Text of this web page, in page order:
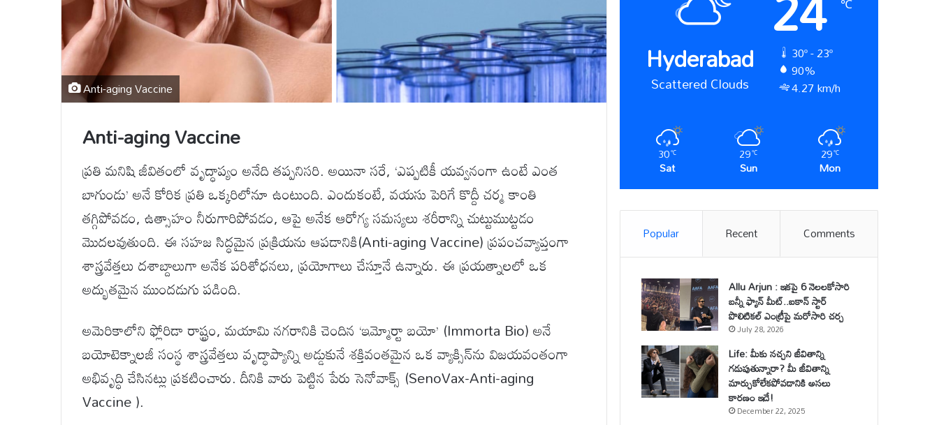
Anti-aging Vaccine
Anti-aging Vaccine
ప్రతి మనిషి జీవితంలో వృద్ధాప్యం అనేది తప్పనిసరి. అయినా సరే, ‘ఎప్పటికీ యవ్వనంగా ఉంటే ఎంత
బాగుండు’ అనే కోరిక ప్రతి ఒక్కరిలోనూ ఉంటుంది. ఎందుకంటే, వయసు పెరిగే కొద్దీ చర్మ కాంతి
తగ్గిపోవడం, ఉత్సాహం నీరుగారిపోవడం, ఆపై అనేక ఆరోగ్య సమస్యలు శరీరాన్ని చుట్టుముట్టడం
మొదలవుతుంది. ఈ సహజ సిద్ధమైన ప్రక్రియను ఆపడానికి(Anti-aging Vaccine) ప్రపంచవ్యాప్తంగా
శాస్త్రవేత్తలు దశాబ్దాలుగా అనేక పరిశోధనలు, ప్రయోగాలు చేస్తూనే ఉన్నారు. ఈ ప్రయత్నాలలో ఒక
అద్భుతమైన ముందడుగు పడింది.
అమెరికాలోని ఫ్లోరిడా రాష్ట్రం, మయామి నగరానికి చెందిన ‘ఇమ్మోర్టా బయో’ (Immorta Bio) అనే
బయోటెక్నాలజీ సంస్థ శాస్త్రవేత్తలు వృద్ధాప్యాన్ని అడ్డుకునే శక్తివంతమైన ఒక వ్యాక్సిన్‌ను విజయవంతంగా
అభివృద్ధి చేసినట్లు ప్రకటించారు. దీనికి వారు పెట్టిన పేరు సెనోవాక్స్ (SenoVax-Anti-aging
Vaccine ).
Hyderabad
Scattered Clouds
30º - 23º
90%
4.27 km/h
30℃
Sat
29℃
Sun
29℃
Mon
Popular Recent Comments
Allu Arjun : ఇకపై 6 నెలలకోసారి
బన్నీ ఫ్యాన్ మీట్..ఐకాన్ స్టార్
పొలిటికల్ ఎంట్రీపై మరోసారి చర్చ
July 28, 2026
Life: మీకు నచ్చని జీవితాన్ని
గడుపుతున్నారా? మీ జీవితాన్ని
మార్చుకోలేకపోవడానికి అసలు
కారణం ఇదే!
December 22, 2025